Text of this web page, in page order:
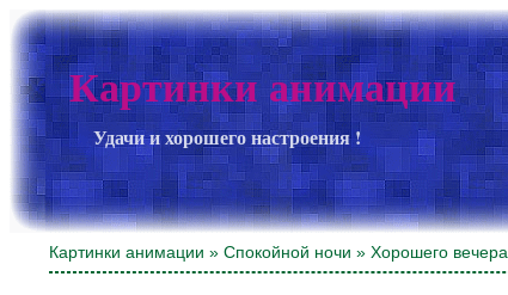
Картинки анимации
Удачи и хорошего настроения !
Картинки анимации »Спокойной ночи » Хорошего вечера